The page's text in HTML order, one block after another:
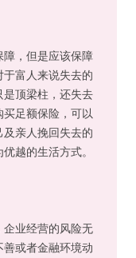
，但是应该保障
富人来说失去的
顶梁柱，还失去
足额保险，可以
亲人挽回失去的
越的生活方式。
业经营的风险无
或者金融环境动